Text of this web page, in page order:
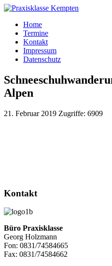
Home
Termine
Kontakt
Impressum
Datenschutz
Alpen
21. Februar 2019 Zugriffe: 6909
Kontakt
Büro Praxisklasse
Georg Holzmann
Fon: 0831/74584665
Fax: 0831/74584662